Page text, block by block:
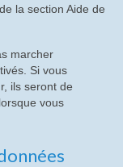
la section Aide de
marcher
Si vous
ils seront de
vous